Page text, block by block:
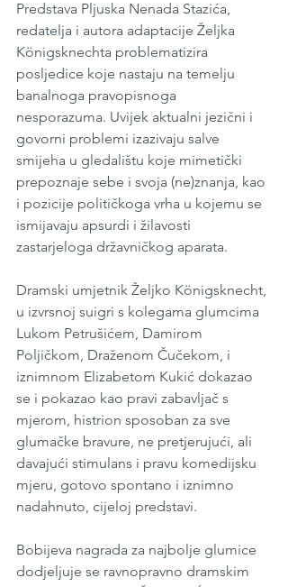
Predstava Pljuska Nenada Stazića,
redatelja i autora adaptacije Željka
Königsknechta problematizira
posljedice koje nastaju na temelju
banalnoga pravopisnoga
nesporazuma. Uvijek aktualni jezični i
govorni problemi izazivaju salve
smijeha u gledalištu koje mimetički
prepoznaje sebe i svoja (ne)znanja, kao
i pozicije političkoga vrha u kojemu se
ismijavaju apsurdi i žilavosti
zastarjeloga državničkog aparata.
Dramski umjetnik Željko Königsknecht,
u izvrsnoj suigri s kolegama glumcima
Lukom Petrušićem, Damirom
Poljičkom, Draženom Čučekom, i
iznimnom Elizabetom Kukić dokazao
se i pokazao kao pravi zabavljač s
mjerom, histrion sposoban za sve
glumačke bravure, ne pretjerujući, ali
davajući stimulans i pravu komedijsku
mjeru, gotovo spontano i iznimno
nadahnuto, cijeloj predstavi.
Bobijeva nagrada za najbolje glumice
dodjeljuje se ravnopravno dramskim